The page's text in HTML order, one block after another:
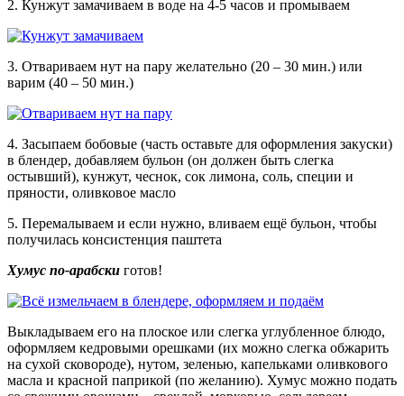
2. Кунжут замачиваем в воде на 4-5 часов и промываем
3. Отвариваем нут на пару желательно (20 – 30 мин.) или
варим (40 – 50 мин.)
4. Засыпаем бобовые (часть оставьте для оформления закуски)
в блендер, добавляем бульон (он должен быть слегка
остывший), кунжут, чеснок, сок лимона, соль, специи и
пряности, оливковое масло
5. Перемалываем и если нужно, вливаем ещё бульон, чтобы
получилась консистенция паштета
Хумус по-арабски готов!
Выкладываем его на плоское или слегка углубленное блюдо,
оформляем кедровыми орешками (их можно слегка обжарить
на сухой сковороде), нутом, зеленью, капельками оливкового
масла и красной паприкой (по желанию). Хумус можно подать